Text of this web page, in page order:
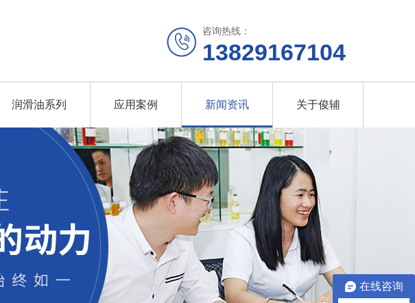
咨询热线：
13829167104
润滑油系列 应用案例 新闻资讯 关于俊辅
在线咨询